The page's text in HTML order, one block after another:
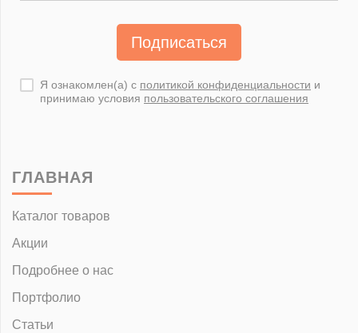
Подписаться
Я ознакомлен(а) с политикой конфиденциальности и
принимаю условия пользовательского соглашения
ГЛАВНАЯ
Каталог товаров
Акции
Подробнее о нас
Портфолио
Статьи